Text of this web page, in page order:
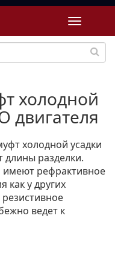
Toggle
холодной
двигателя
холодной усадки
длины разделки.
имеют рефрактивное
как у других
ведет к